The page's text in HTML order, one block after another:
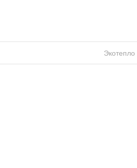
Экотепло